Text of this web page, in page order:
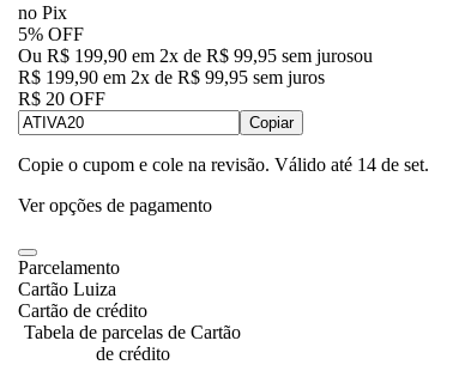
no Pix
5% OFF
Ou R$ 199,90 em 2x de R$ 99,95 sem jurosou
R$ 199,90 em 2x de R$ 99,95 sem juros
R$ 20 OFF
Copiar
Copie o cupom e cole na revisão. Válido até 14 de set.
Ver opções de pagamento
Parcelamento
Cartão Luiza
Cartão de crédito
Tabela de parcelas de Cartão
de crédito